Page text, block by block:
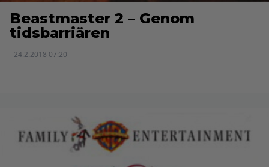
Beastmaster 2 – Genom
tidsbarriären
- 24.2.2018 07:20